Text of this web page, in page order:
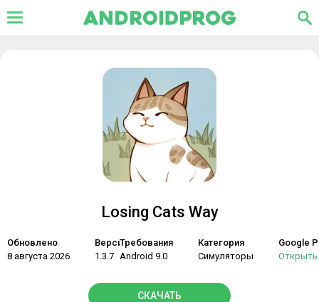
Losing Cats Way
Обновлено
8 августа 2026
Версия
1.3.7
Требования
Android 9.0
Категория
Симуляторы
Google
Открыть
СКАЧАТЬ